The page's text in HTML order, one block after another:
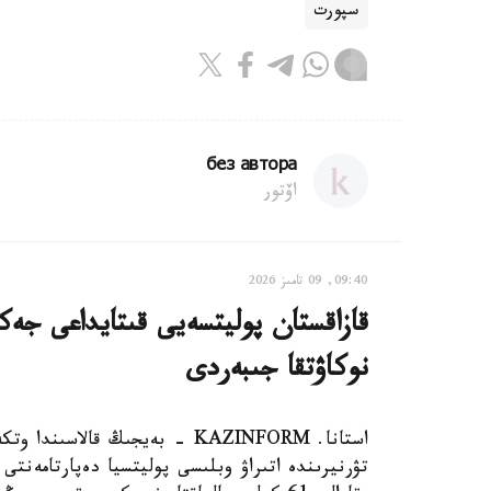
سپورت
без автора
اۆتور
09:40, 09 تامىز 2026
نوكاۋتقا جىبەردى
تۋرنيرىندە اتىراۋ وبلىسى پوليتسيا